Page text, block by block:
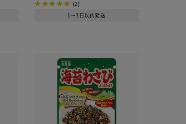
(2)
1～3日以内発送